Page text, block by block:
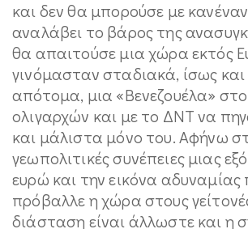
και δεν θα μπορούσε με
αναλάβει το βάρος της
θα απαιτούσε μια χώρα εκτός
γινόμασταν σταδιακά, ίσως
απότομα, μια «Βενεζουέλα» στο
ολιγαρχών και με το ΔΝΤ να
και μάλιστα μόνο του. Αφήνω
γεωπολιτικές συνέπειες μιας
ευρώ και την εικόνα αδυναμίας
πρόβαλλε η χώρα στους
διάσταση είναι άλλωστε και η